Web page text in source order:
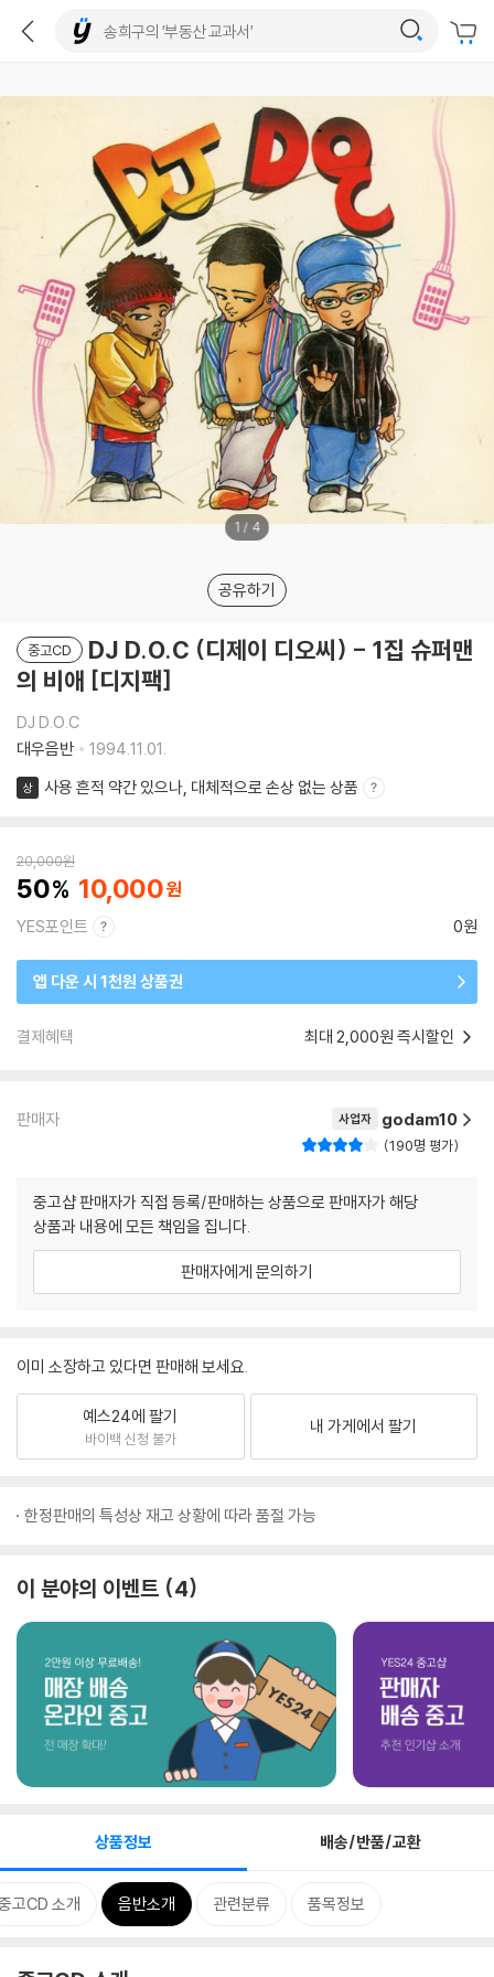
1 / 4
공유하기
중고CD
DJ D.O.C (디제이 디오씨) - 1집 슈퍼맨
의 비애 [디지팩]
DJ D.O.C
대우음반
1994.11.01.
상 사용 흔적 약간 있으나, 대체적으로 손상 없는 상품
20,000원
50 10,000
YES포인트 0원
앱 다운 시 1천원 상품권
결제혜택 최대 2,000원 즉시할인
판매자 사업자 godam10
190명 평가
중고샵 판매자가 직접 등록/판매하는 상품으로 판매자가 해당
상품과 내용에 모든 책임을 집니다.
판매자에게 문의하기
이미 소장하고 있다면 판매해 보세요.
예스24에 팔기
바이백 신청 불가
내 가게에서 팔기
한정판매의 특성상 재고 상황에 따라 품절 가능
이 분야의 이벤트 4
상품정보 배송/반품/교환
고CD 소개 음반소개 관련분류 품목정보